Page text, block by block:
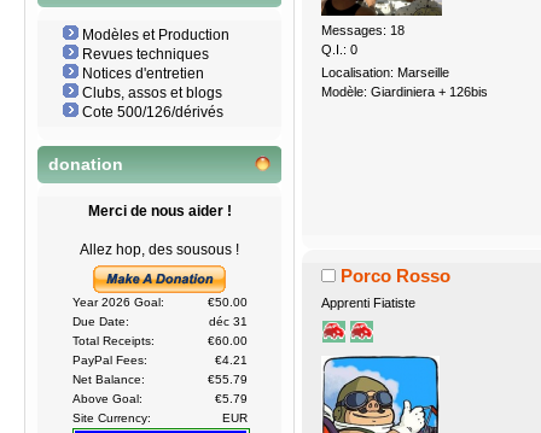
Modèles et Production
Revues techniques
Notices d'entretien
Clubs, assos et blogs
Cote 500/126/dérivés
donation
Merci de nous aider !
Allez hop, des sousous !
Year 2026 Goal:
€50.00
Due Date:
déc 31
Total Receipts:
€60.00
PayPal Fees:
€4.21
Net Balance:
€55.79
Above Goal:
€5.79
Site Currency:
EUR
Messages: 18
Q.I.: 0
Localisation: Marseille
Modèle: Giardiniera + 126bis
Porco Rosso
Apprenti Fiatiste